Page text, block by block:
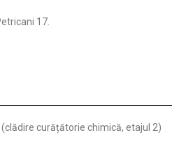
17.
curățătorie chimică, etajul 2)